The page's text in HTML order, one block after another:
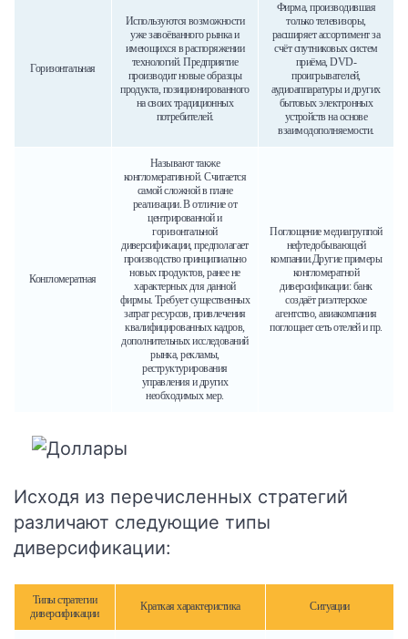
Горизонтальная
Используются возможности
уже завоёванного рынка и
имеющихся в распоряжении
технологий. Предприятие
производит новые образцы
продукта, позиционированного
на своих традиционных
потребителей.
Фирма, производившая
только телевизоры,
расширяет ассортимент за
счёт спутниковых систем
приёма, DVD-
проигрывателей,
аудиоаппаратуры и других
бытовых электронных
устройств на основе
взаимодополняемости.
Конгломератная
Называют также
конгломеративной. Считается
самой сложной в плане
реализации. В отличие от
центрированной и
горизонтальной
диверсификации, предполагает
производство принципиально
новых продуктов, ранее не
характерных для данной
фирмы. Требует существенных
затрат ресурсов, привлечения
квалифицированных кадров,
дополнительных исследований
рынка, рекламы,
реструктурирования
управления и других
необходимых мер.
Поглощение медиагруппой
нефтедобывающей
компании.Другие примеры
конгломератной
диверсификации: банк
создаёт риэлтерское
агентство, авиакомпания
поглощает сеть отелей и пр.
Исходя из перечисленных стратегий
различают следующие типы
диверсификации:
Типы стратегии
диверсификации
Краткая характеристика Ситуации